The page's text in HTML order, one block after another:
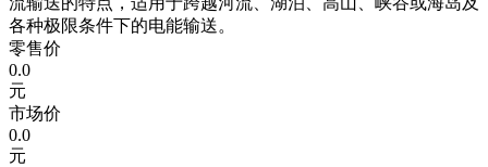
各种极限条件下的电能输送。
零售价
0.0
元
市场价
0.0
元